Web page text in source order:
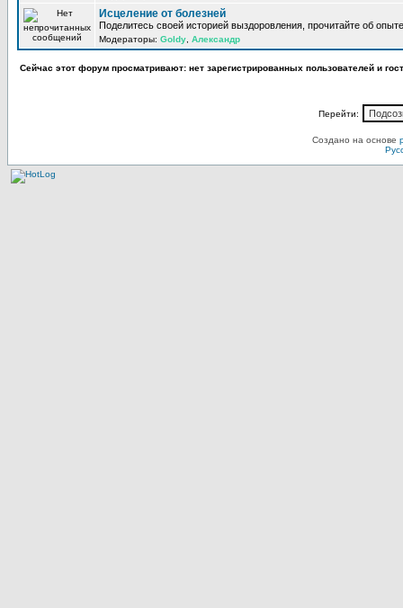
Исцеление от болезней
Поделитесь своей историей выздоровления, прочитайте об
Модераторы: Goldy Александр
Сейчас этот форум просматривают: нет зарегистрированных пользователей и
Перейти:
Создано на основе